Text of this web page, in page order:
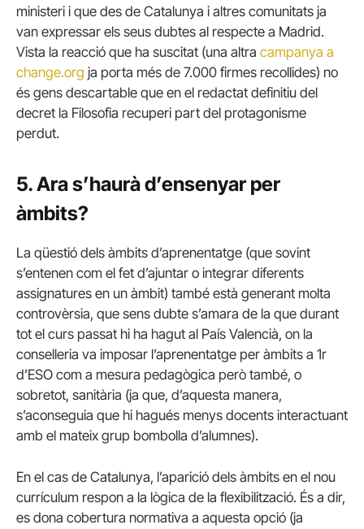
ministeri i que des de Catalunya i altres comunitats ja
van expressar els seus dubtes al respecte a Madrid.
Vista la reacció que ha suscitat (una altra campanya a
change.org ja porta més de 7.000 firmes recollides) no
és gens descartable que en el redactat definitiu del
decret la Filosofia recuperi part del protagonisme
perdut.
5. Ara s’haurà d’ensenyar per
àmbits?
La qüestió dels àmbits d’aprenentatge (que sovint
s’entenen com el fet d’ajuntar o integrar diferents
assignatures en un àmbit) també està generant molta
controvèrsia, que sens dubte s’amara de la que durant
tot el curs passat hi ha hagut al País Valencià, on la
conselleria va imposar l’aprenentatge per àmbits a 1r
d’ESO com a mesura pedagògica però també, o
sobretot, sanitària (ja que, d’aquesta manera,
s’aconseguia que hi hagués menys docents interactuant
amb el mateix grup bombolla d’alumnes).
En el cas de Catalunya, l’aparició dels àmbits en el nou
currículum respon a la lògica de la flexibilització. És a dir,
es dona cobertura normativa a aquesta opció (ja